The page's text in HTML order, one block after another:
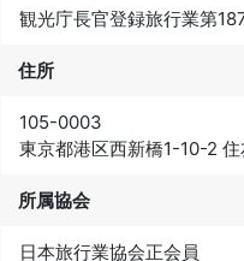
観光庁長官登録旅行業第
住所
105-0003
東京都港区西新橋1-10-2
所属協会
日本旅行業協会正会員